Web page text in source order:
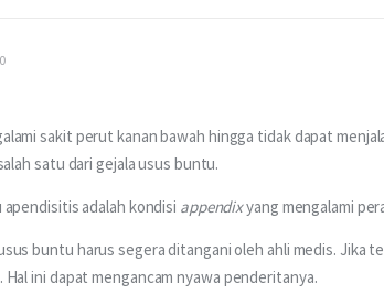
sakit perut kanan bawah hingga tidak dapat
satu dari gejala usus buntu.
adalah kondisi appendix yang mengalami
buntu harus segera ditangani oleh ahli medis. Jika
ini dapat mengancam nyawa penderitanya.